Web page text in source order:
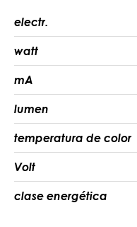
electr.
watt
mA
lumen
temperatura de color
Volt
clase energética